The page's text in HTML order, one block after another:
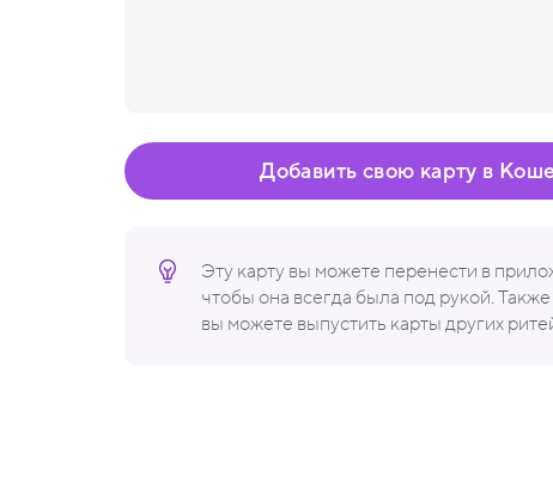
Эту карту вы можете перенести в
чтобы она всегда была под рукой.
вы можете выпустить карты других
Добавить свою карту в